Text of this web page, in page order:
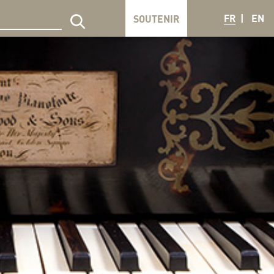
sur le site SOUTENIR FR EN